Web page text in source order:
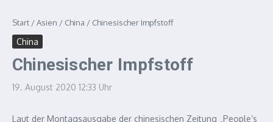
Start /Asien / China / Chinesischer Impfstoff
China
Chinesischer Impfstoff
19. August 2020 12:33 Uhr
Laut der Montagsausgabe der chinesischen Zeitung „People‘s